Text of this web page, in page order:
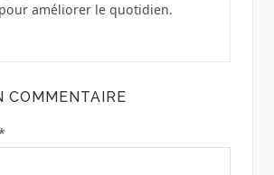
améliorer le quotidien.
COMMENTAIRE